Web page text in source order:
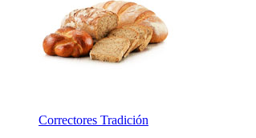
Correctores Tradición